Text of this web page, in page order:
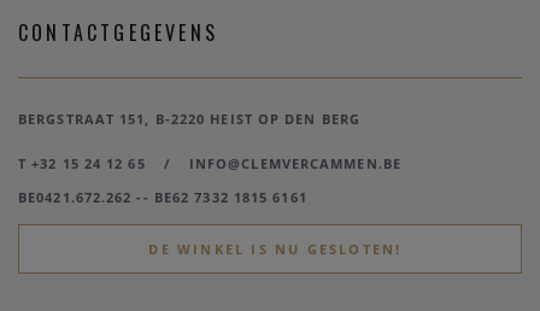
CONTACTGEGEVENS
BERGSTRAAT 151, B-2220 HEIST OP DEN BERG
T +32 15 24 12 65 /
INFO@CLEMVERCAMMEN.BE
BE0421.672.262 -- BE62 7332 1815 6161
DE WINKEL IS NU GESLOTEN!